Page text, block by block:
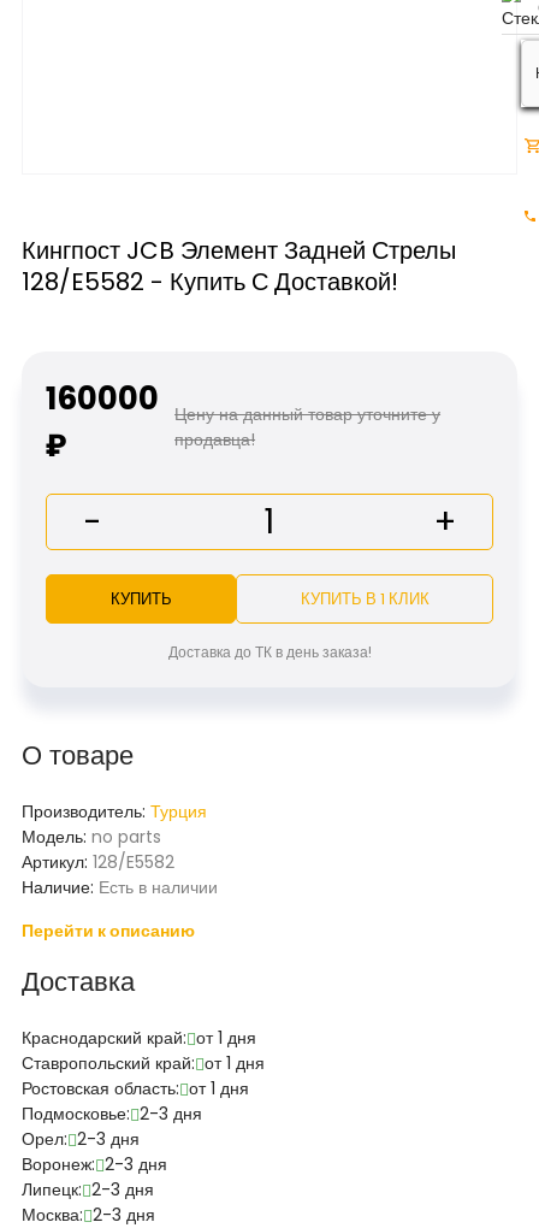
Кингпост JCB Элемент Задней Стрелы
128/E5582 - Купить С Доставкой!
О товаре
Производитель: Турция
Модель: no parts
Артикул: 128/E5582
Наличие: Есть в наличии
Перейти к описанию
Доставка
Краснодарский край: от 1 дня
Ставропольский край: от 1 дня
Ростовская область: от 1 дня
Подмосковье: 2-3 дня
Орел: 2-3 дня
Воронеж: 2-3 дня
Липецк: 2-3 дня
Москва: 2-3 дня
160000
₽
Цену на данный товар уточните у
продавца!
- +
КУПИТЬ КУПИТЬ В 1 КЛИК
Доставка до ТК в день заказа!